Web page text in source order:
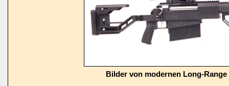
Bilder von modernen Long-